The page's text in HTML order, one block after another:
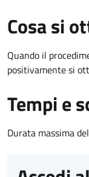
Cosa si
Quando il
positivamente si
Tempi e
Durata massima